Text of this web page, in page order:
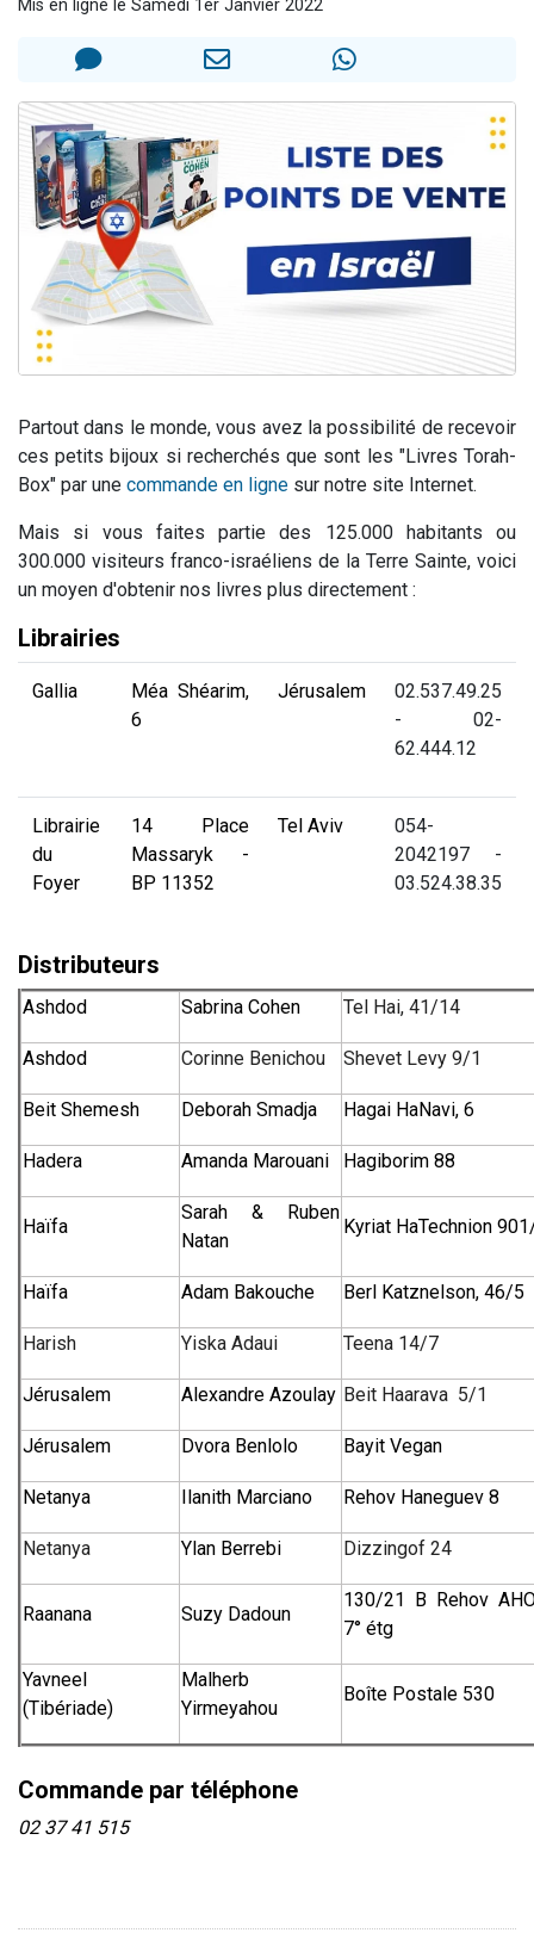
3 personnes viennent de faire un don pour 5 jours de vacances aux Orphelins
Mis en ligne le Samedi 1er Janvier 2022
Partout dans le monde, vous avez la possibilité de recevoir
ces petits bijoux si recherchés que sont les "Livres Torah-
Box" par une commande en ligne sur notre site Internet.
Mais si vous faites partie des 125.000 habitants ou
300.000 visiteurs franco-israéliens de la Terre Sainte, voici
un moyen d'obtenir nos livres plus directement :
Librairies
Gallia
Méa Shéarim,
6
Jérusalem
02.537.49.25
- 02-
62.444.12
Librairie
du
Foyer
14 Place
Massaryk -
BP 11352
Tel Aviv
054-
2042197 -
03.524.38.35
Distributeurs
Ashdod Sabrina Cohen Tel Hai, 41/14
Ashdod Corinne Benichou Shevet Levy 9/1
Beit Shemesh Deborah Smadja Hagai HaNavi, 6
Hadera Amanda Marouani Hagiborim 88
Haïfa
Sarah & Ruben
Natan
Kyriat HaTechnion
Haïfa Adam Bakouche Berl Katznelson, 46/5
Harish Yiska Adaui Teena 14/7
Jérusalem Alexandre Azoulay Beit Haarava 5/1
Jérusalem Dvora Benlolo Bayit Vegan
Netanya Ilanith Marciano Rehov Haneguev 8
Netanya Ylan Berrebi Dizzingof 24
Raanana Suzy Dadoun
130/21 B Rehov
7° étg
Yavneel
(Tibériade)
Malherb
Yirmeyahou
Boîte Postale 530
Commande par téléphone
02 37 41 515